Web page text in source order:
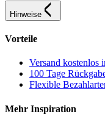
Hinweise
Vorteile
Versand kostenlos
100 Tage
Flexible
Mehr Inspiration